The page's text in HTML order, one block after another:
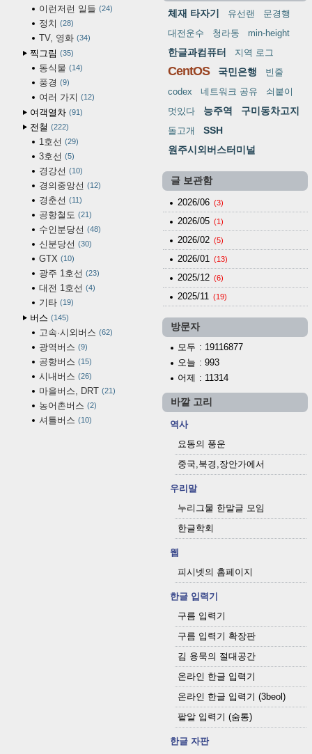
이런저런 일들 24
정치 28
TV, 영화 34
찍그림 35
동식물 14
풍경 9
여러 가지 12
여객열차 91
전철 222
1호선 29
3호선 5
경강선 10
경의중앙선 12
경춘선 11
공항철도 21
수인분당선 48
신분당선 30
GTX 10
광주 1호선 23
대전 1호선 4
기타 19
버스 145
고속·시외버스 62
광역버스 9
공항버스 15
시내버스 26
마을버스, DRT 21
농어촌버스 2
셔틀버스 10
체재 타자기 유선랜
문경행
대전운수
청라동 min-height
한글과컴퓨터 지역 로그
CentOS 국민은행
빈줄
codex
네트워크 공유
쇠붙이
멋있다
능주역 구미동차고지
돌고개
SSH
원주시외버스터미널
글 보관함
2026/06 (3)
2026/05 (1)
2026/02 (5)
2026/01 (13)
2025/12 (6)
2025/11 (19)
방문자
모두 : 19116877
오늘 : 993
어제 : 11314
바깥 고리
역사
요동의 풍운
중국,북경,장안가에서
우리말
누리그물 한말글 모임
한글학회
웹
피시넷의 홈페이지
한글 입력기
구름 입력기
구름 입력기 확장판
김 용묵의 절대공간
온라인 한글 입력기
온라인 한글 입력기 (3beol)
팥알 입력기 (숨통)
한글 자판